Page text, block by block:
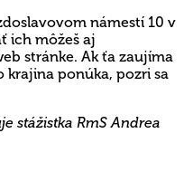
námestí 10 v
ich môžeš aj
stránke. Ak ťa zaujíma
krajina ponúka, pozri sa
stážistka RmS Andrea